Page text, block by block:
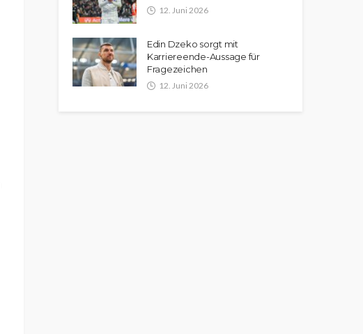
12. Juni 2026
Edin Dzeko sorgt mit
Karriereende-Aussage für
Fragezeichen
12. Juni 2026